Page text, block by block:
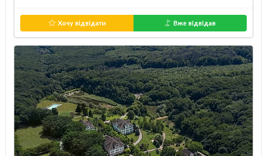
Хочу відвідати Вже відвідав